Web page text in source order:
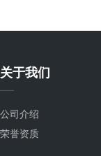
关于我们
公司介绍
荣誉资质